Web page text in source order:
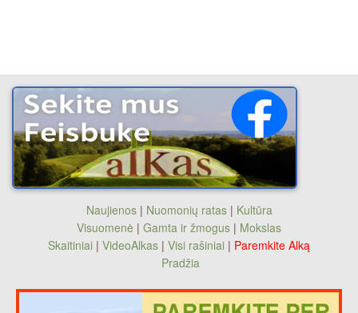
Naujienos| Nuomonių ratas| Kultūra
Visuomenė | Gamta ir žmogus | Mokslas
Skaitiniai | VideoAlkas | Visi rašiniai | Paremkite Alką
Pradžia